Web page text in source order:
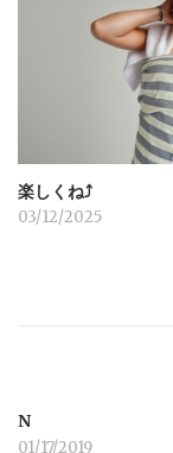
楽しくね⤴︎
03/12/2025
N
01/17/2019